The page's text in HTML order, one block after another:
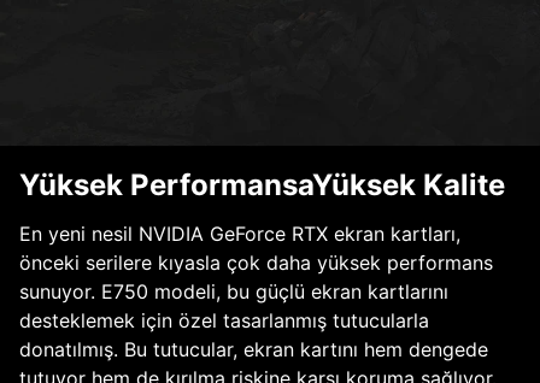
Yüksek PerformansaYüksek Kalite
En yeni nesil NVIDIA GeForce RTX ekran kartları,
önceki serilere kıyasla çok daha yüksek performans
sunuyor. E750 modeli, bu güçlü ekran kartlarını
desteklemek için özel tasarlanmış tutucularla
donatılmış. Bu tutucular, ekran kartını hem dengede
tutuyor hem de kırılma riskine karşı koruma sağlıyor.